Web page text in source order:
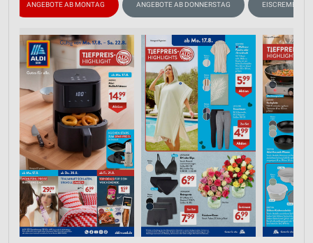
ANGEBOTE AB MONTAG ANGEBOTE AB DONNERSTAG EISCREME